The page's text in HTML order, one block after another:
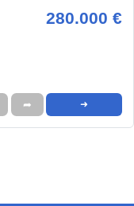
280.000 €
➦ ➜